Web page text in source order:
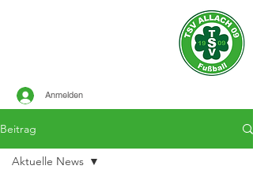
Anmelden
Beitrag
Aktuelle News